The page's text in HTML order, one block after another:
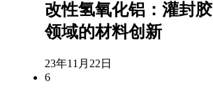
改性氢氧化铝：灌封胶
领域的材料创新
23年11月22日
6